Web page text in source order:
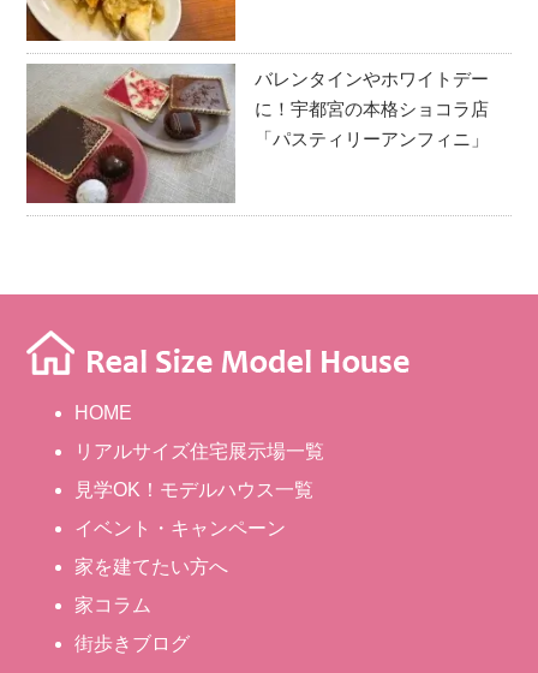
バレンタインやホワイトデー
に！宇都宮の本格ショコラ店
「パスティリーアンフィニ」
HOME
リアルサイズ住宅展示場一覧
見学OK！モデルハウス一覧
イベント・キャンペーン
家を建てたい方へ
家コラム
街歩きブログ